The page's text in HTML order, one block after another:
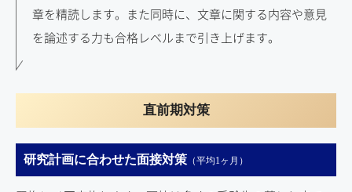
章を精読します。また同時に、文章に関する内容や意見
を論述する力も合格レベルまで引き上げます。
直前期対策
研究計画に合わせた面接対策 （平均1ヶ月）